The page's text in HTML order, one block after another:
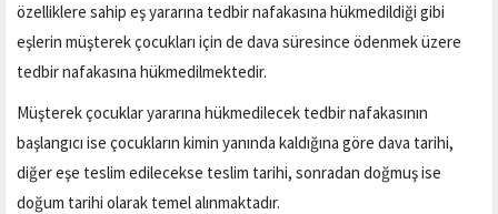
özelliklere sahip eş yararına tedbir nafakasına hükmedildiği gibi
eşlerin müşterek çocukları için de dava süresince ödenmek üzere
tedbir nafakasına hükmedilmektedir.
Müşterek çocuklar yararına hükmedilecek tedbir nafakasının
başlangıcı ise çocukların kimin yanında kaldığına göre dava tarihi,
diğer eşe teslim edilecekse teslim tarihi, sonradan doğmuş ise
doğum tarihi olarak temel alınmaktadır.